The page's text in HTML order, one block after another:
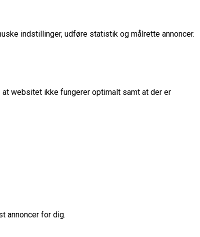
indstillinger, udføre statistik og målrette annoncer.
websitet ikke fungerer optimalt samt at der er
annoncer for dig.